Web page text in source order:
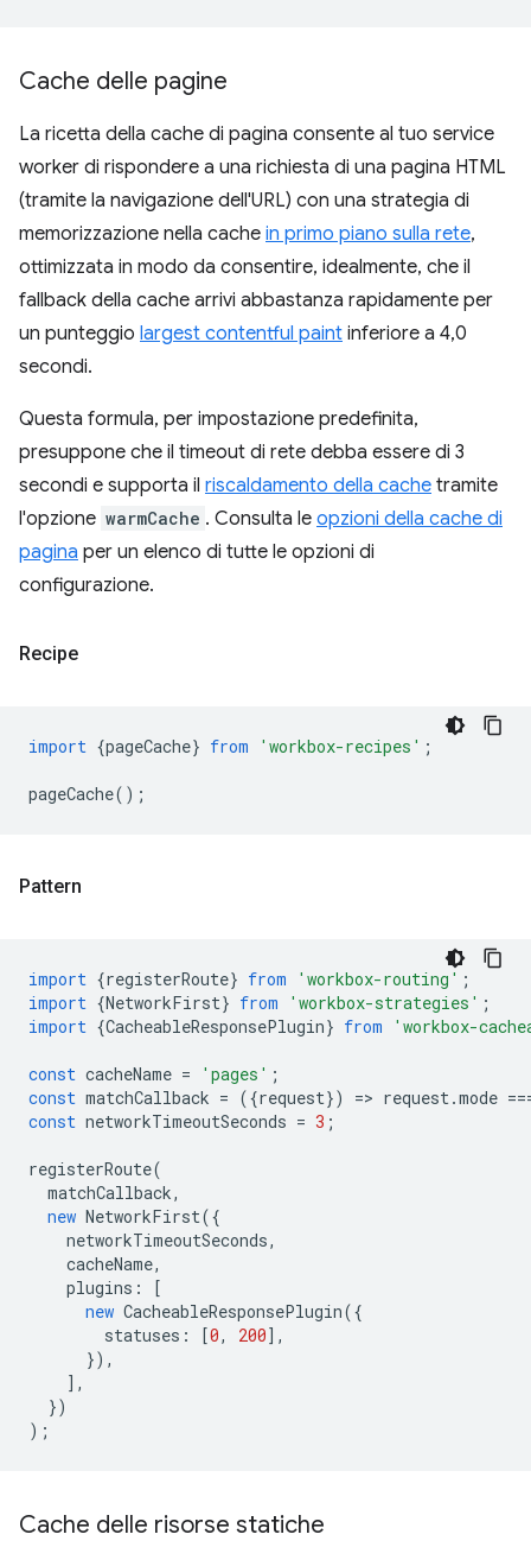
Cache delle pagine
La ricetta della cache di pagina consente al tuo service
worker di rispondere a una richiesta di una pagina HTML
(tramite la navigazione dell'URL) con una strategia di
memorizzazione nella cache in primo piano sulla rete,
ottimizzata in modo da consentire, idealmente, che il
fallback della cache arrivi abbastanza rapidamente per
un punteggio largest contentful paint inferiore a 4,0
secondi.
Questa formula, per impostazione predefinita,
presuppone che il timeout di rete debba essere di 3
secondi e supporta il riscaldamento della cache tramite
l'opzione warmCache . Consulta le opzioni della cache di
pagina per un elenco di tutte le opzioni di
configurazione.
Recipe
import {pageCache} from 'workbox-recipes' ;
pageCache();
Pattern
import {registerRoute} from 'workbox-routing' ;
import {NetworkFirst} from 'workbox-strategies' ;
import {CacheableResponsePlugin} from 'workbox-
const cacheName = 'pages' ;
const matchCallback = ({request}) => request.mode
const networkTimeoutSeconds = 3 ;
registerRoute(
matchCallback,
new NetworkFirst({
networkTimeoutSeconds,
cacheName,
plugins :
[
new CacheableResponsePlugin({
statuses : [0, 200],
}),
],
})
);
Cache delle risorse statiche